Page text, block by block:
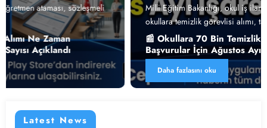
Milli Eğitim Bakanlığı,okul iş ilanları,okul temizlik personeli,
okullara temizlik görevlisi alımı taşeron işçi alımı
📰 Okullara 70 Bin Temizlik Görevlisi Alımı Geliyor!
Başvurular İçin Ağustos Ayı İşaret Edildi
Daha fazlasını oku
Latest News